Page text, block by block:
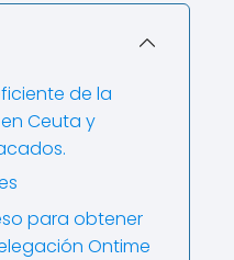
de la
Ceuta y
para obtener
Ontime